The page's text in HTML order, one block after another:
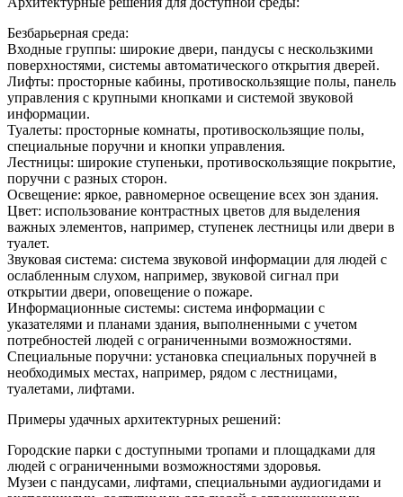
Безбарьерная среда:
Входные группы: широкие двери, пандусы с нескользкими
поверхностями, системы автоматического открытия дверей.
Лифты: просторные кабины, противоскользящие полы, панель
управления с крупными кнопками и системой звуковой
информации.
Туалеты: просторные комнаты, противоскользящие полы,
специальные поручни и кнопки управления.
Лестницы: широкие ступеньки, противоскользящие покрытие,
поручни с разных сторон.
Освещение: яркое, равномерное освещение всех зон здания.
Цвет: использование контрастных цветов для выделения
важных элементов, например, ступенек лестницы или двери в
туалет.
Звуковая система: система звуковой информации для людей с
ослабленным слухом, например, звуковой сигнал при
открытии двери, оповещение о пожаре.
Информационные системы: система информации с
указателями и планами здания, выполненными с учетом
потребностей людей с ограниченными возможностями.
Специальные поручни: установка специальных поручней в
необходимых местах, например, рядом с лестницами,
туалетами, лифтами.
Примеры удачных архитектурных решений:
Городские парки с доступными тропами и площадками для
людей с ограниченными возможностями здоровья.
Музеи с пандусами, лифтами, специальными аудиогидами и